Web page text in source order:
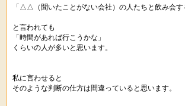
「△△（聞いたことがない会社）の人たちと飲み会す
と言われても
「時間があれば行こうかな」
くらいの人が多いと思います。
私に言わせると
そのような判断の仕方は間違っていると思います。